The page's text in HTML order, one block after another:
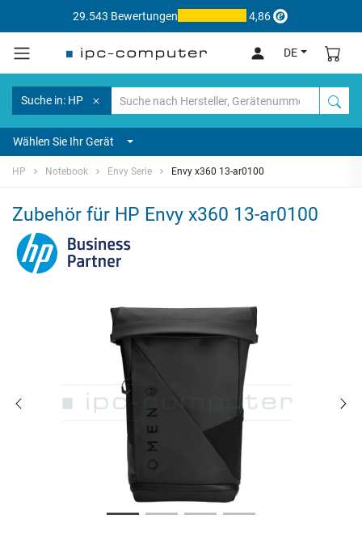
29.543 Bewertungen 4,86
DE
Suche in: HP
Wählen Sie Ihr Gerät
HP Notebook Envy Serie Envy x360 13-ar0100
Zubehör für HP Envy x360 13-ar0100